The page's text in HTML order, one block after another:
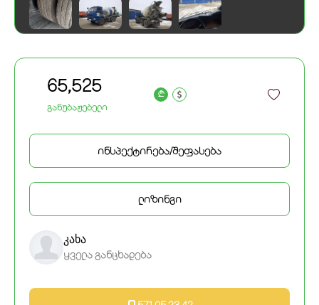
65,525
განუბაჟებელი
a
ინსპექტირება/შეფასება
ლიზინგი
კახა
ყველა განცხადება